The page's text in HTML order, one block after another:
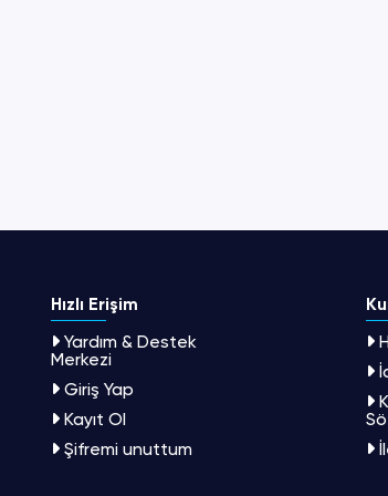
Hızlı Erişim
Yardım & Destek
Merkezi
Giriş Yap
Kayıt Ol
Şifremi unuttum